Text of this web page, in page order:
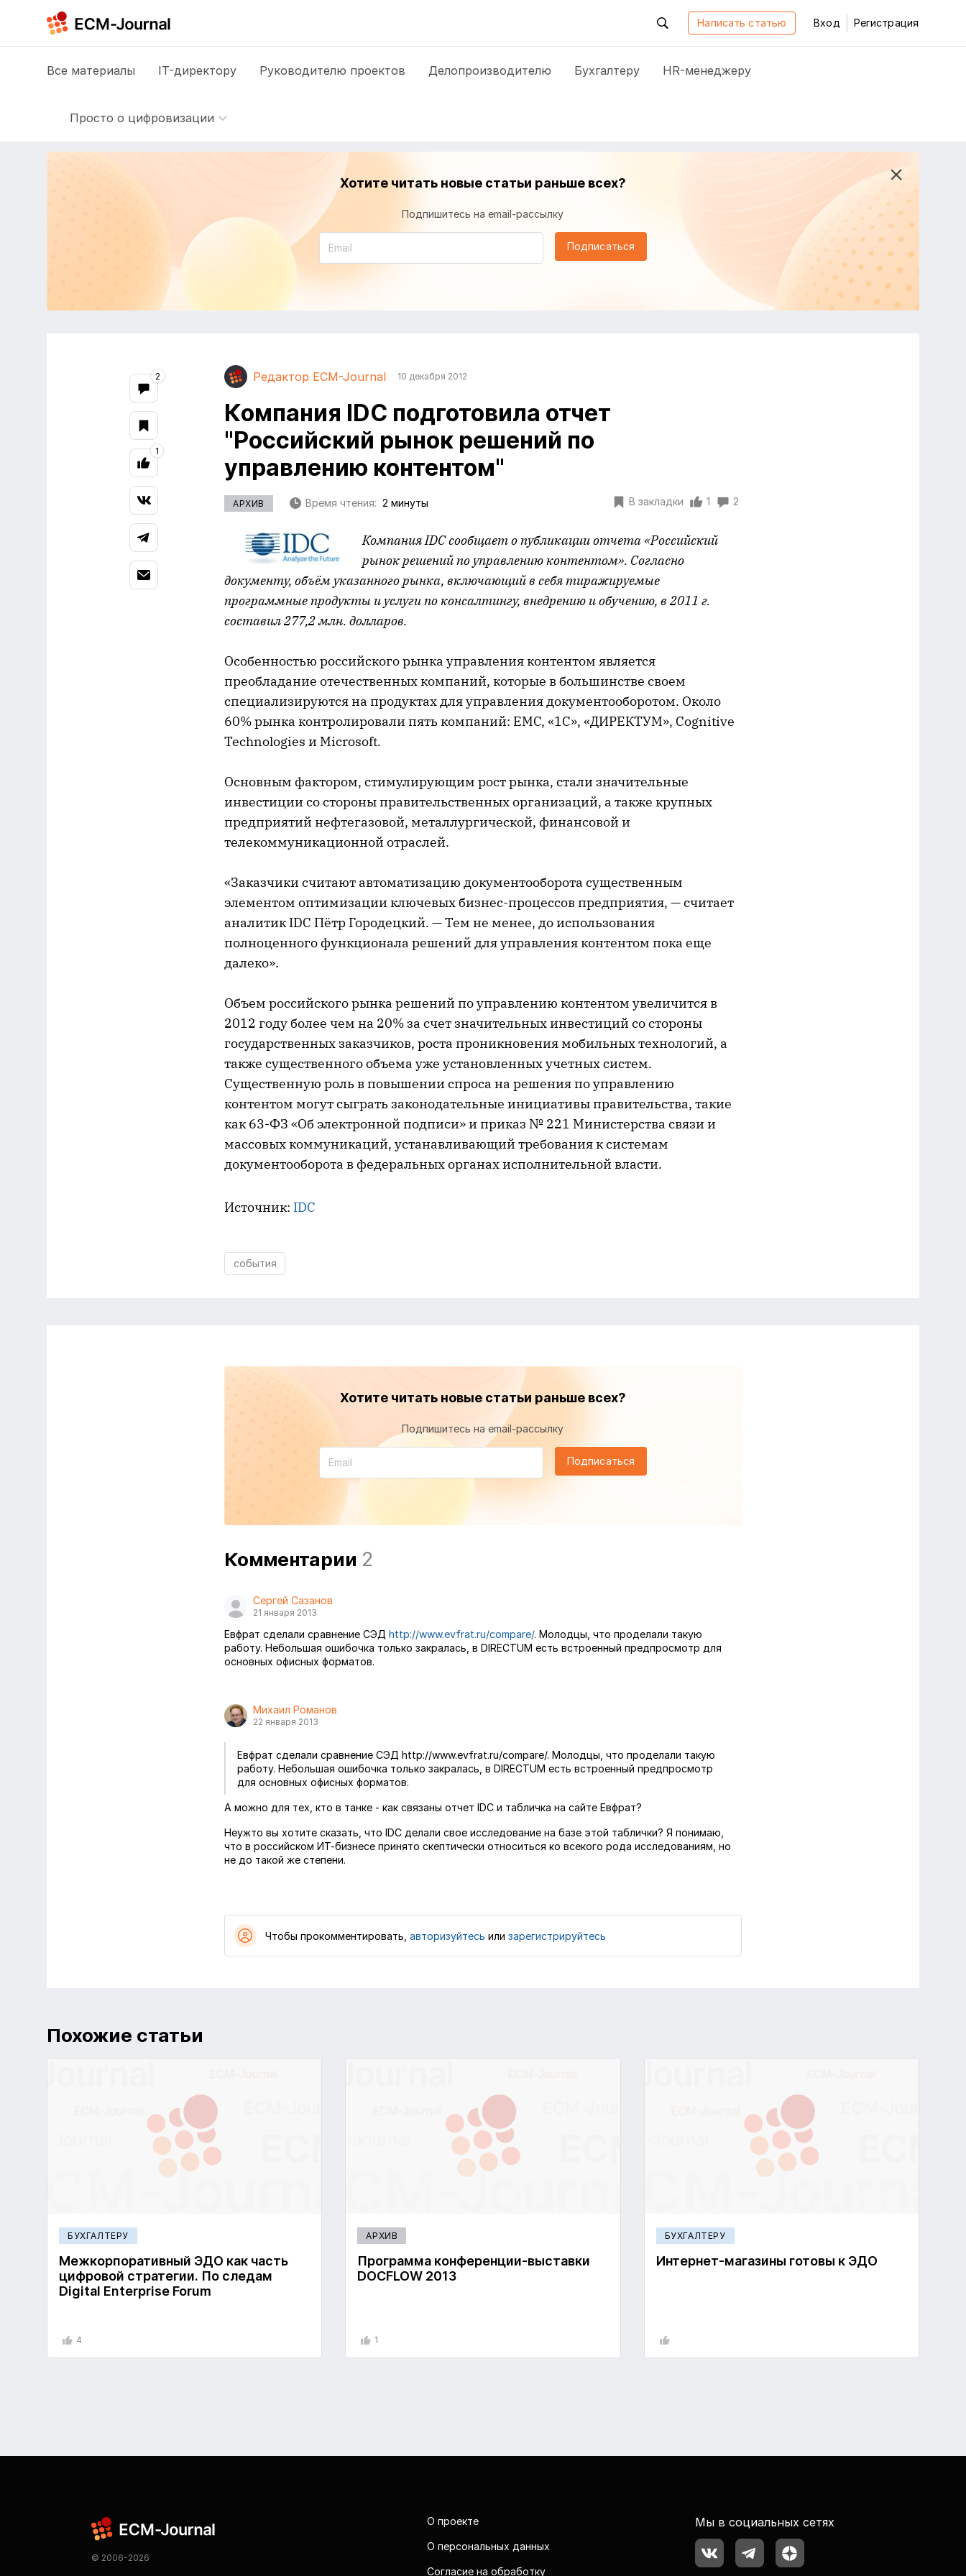
Написать статью Вход Регистрация
Все материалы IT-директору Руководителю проектов Делопроизводителю Бухгалтеру HR-менеджеру
Просто о цифровизации
Хотите читать новые статьи раньше всех?
Подпишитесь на email-рассылку
Подписаться
Редактор ECM-Journal 10 декабря 2012
Компания IDC подготовила отчет
"Российский рынок решений по
управлению контентом"
АРХИВ Время чтения: 2 минуты В закладки 1 2
Компания IDC сообщает о публикации отчета «Российский
рынок решений по управлению контентом». Согласно
документу, объём указанного рынка, включающий в себя тиражируемые
программные продукты и услуги по консалтингу, внедрению и обучению, в 2011 г.
составил 277,2 млн. долларов.
Особенностью российского рынка управления контентом является
преобладание отечественных компаний, которые в большинстве своем
специализируются на продуктах для управления документооборотом. Около
60% рынка контролировали пять компаний: EMC, «1С», «ДИРЕКТУМ», Cognitive
Technologies и Microsoft.
Основным фактором, стимулирующим рост рынка, стали значительные
инвестиции со стороны правительственных организаций, а также крупных
предприятий нефтегазовой, металлургической, финансовой и
телекоммуникационной отраслей.
«Заказчики считают автоматизацию документооборота существенным
элементом оптимизации ключевых бизнес-процессов предприятия, — считает
аналитик IDC Пётр Городецкий. — Тем не менее, до использования
полноценного функционала решений для управления контентом пока еще
далеко».
Объем российского рынка решений по управлению контентом увеличится в
2012 году более чем на 20% за счет значительных инвестиций со стороны
государственных заказчиков, роста проникновения мобильных технологий, а
также существенного объема уже установленных учетных систем.
Существенную роль в повышении спроса на решения по управлению
контентом могут сыграть законодательные инициативы правительства, такие
как 63-ФЗ «Об электронной подписи» и приказ № 221 Министерства связи и
массовых коммуникаций, устанавливающий требования к системам
документооборота в федеральных органах исполнительной власти.
Источник: IDC
события
2
1
Хотите читать новые статьи раньше всех?
Подпишитесь на email-рассылку
Подписаться
Комментарии 2
Сергей Сазанов
21 января 2013
Евфрат сделали сравнение СЭД http://www.evfrat.ru/compare/. Молодцы, что проделали такую
работу. Небольшая ошибочка только закралась, в DIRECTUM есть встроенный предпросмотр для
основных офисных форматов.
Михаил Романов
22 января 2013
Евфрат сделали сравнение СЭД http://www.evfrat.ru/compare/. Молодцы, что проделали такую
работу. Небольшая ошибочка только закралась, в DIRECTUM есть встроенный предпросмотр
для основных офисных форматов.
А можно для тех, кто в танке - как связаны отчет IDC и табличка на сайте Евфрат?
Неужто вы хотите сказать, что IDC делали свое исследование на базе этой таблички? Я понимаю,
что в российском ИТ-бизнесе принято скептически относиться ко всекого рода исследованиям, но
не до такой же степени.
Чтобы прокомментировать, авторизуйтесь или зарегистрируйтесь
Похожие статьи
БУХГАЛТЕРУ
Межкорпоративный ЭДО как часть
цифровой стратегии. По следам
Digital Enterprise Forum
4
АРХИВ
Программа конференции-выставки
DOCFLOW 2013
1
БУХГАЛТЕРУ
Интернет-магазины готовы к ЭДО
© 2006-2026
О проекте
О персональных данных
Согласие на обработку
Мы в социальных сетях